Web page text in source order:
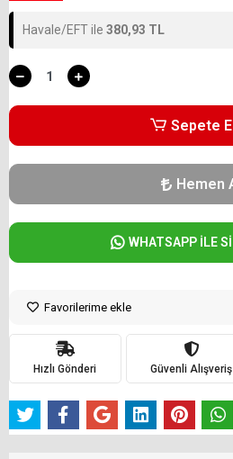
Havale/EFT ile 380,93 TL
Sepete
Hemen
WHATSAPP İLE
Favorilerime ekle
Hızlı Gönderi Güvenli Alışveriş